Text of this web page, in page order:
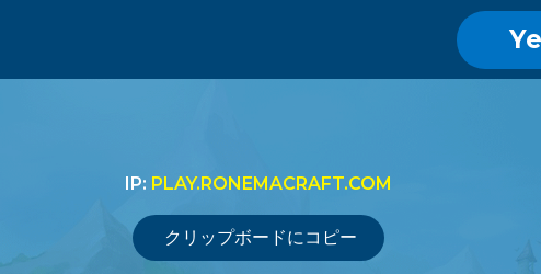
IP: PLAY.RONEMACRAFT.COM
クリップボードにコピー